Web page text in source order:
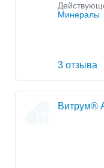
Минералы
3 отзыва
Витрум®